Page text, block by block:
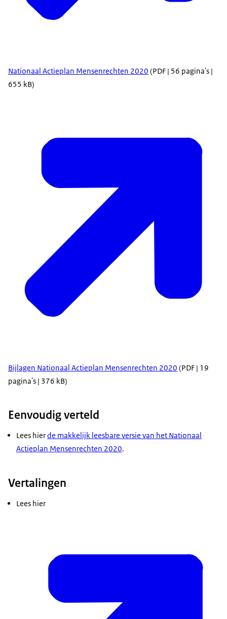
Nationaal Actieplan Mensenrechten 2020 (PDF | 56 pagina's |
655 kB)
Bijlagen Nationaal Actieplan Mensenrechten 2020 (PDF | 19
pagina's | 376 kB)
Eenvoudig verteld
Lees hierde makkelijk leesbare versie van het Nationaal
Actieplan Mensenrechten 2020.
Vertalingen
Lees hier